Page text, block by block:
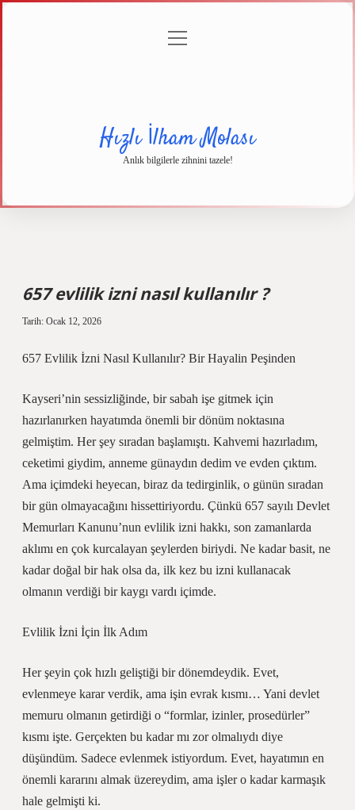
menüyü
Hızlı İlham Molası
Anlık bilgilerle zihnini tazele!
657 evlilik izni nasıl kullanılır ?
Tarih: Ocak 12, 2026
657 Evlilik İzni Nasıl Kullanılır? Bir Hayalin Peşinden
Kayseri’nin sessizliğinde, bir sabah işe gitmek için
hazırlanırken hayatımda önemli bir dönüm noktasına
gelmiştim. Her şey sıradan başlamıştı. Kahvemi hazırladım,
ceketimi giydim, anneme günaydın dedim ve evden çıktım.
Ama içimdeki heyecan, biraz da tedirginlik, o günün sıradan
bir gün olmayacağını hissettiriyordu. Çünkü 657 sayılı Devlet
Memurları Kanunu’nun evlilik izni hakkı, son zamanlarda
aklımı en çok kurcalayan şeylerden biriydi. Ne kadar basit, ne
kadar doğal bir hak olsa da, ilk kez bu izni kullanacak
olmanın verdiği bir kaygı vardı içimde.
Evlilik İzni İçin İlk Adım
Her şeyin çok hızlı geliştiği bir dönemdeydik. Evet,
evlenmeye karar verdik, ama işin evrak kısmı… Yani devlet
memuru olmanın getirdiği o “formlar, izinler, prosedürler”
kısmı işte. Gerçekten bu kadar mı zor olmalıydı diye
düşündüm. Sadece evlenmek istiyordum. Evet, hayatımın en
önemli kararını almak üzereydim, ama işler o kadar karmaşık
hale gelmişti ki.